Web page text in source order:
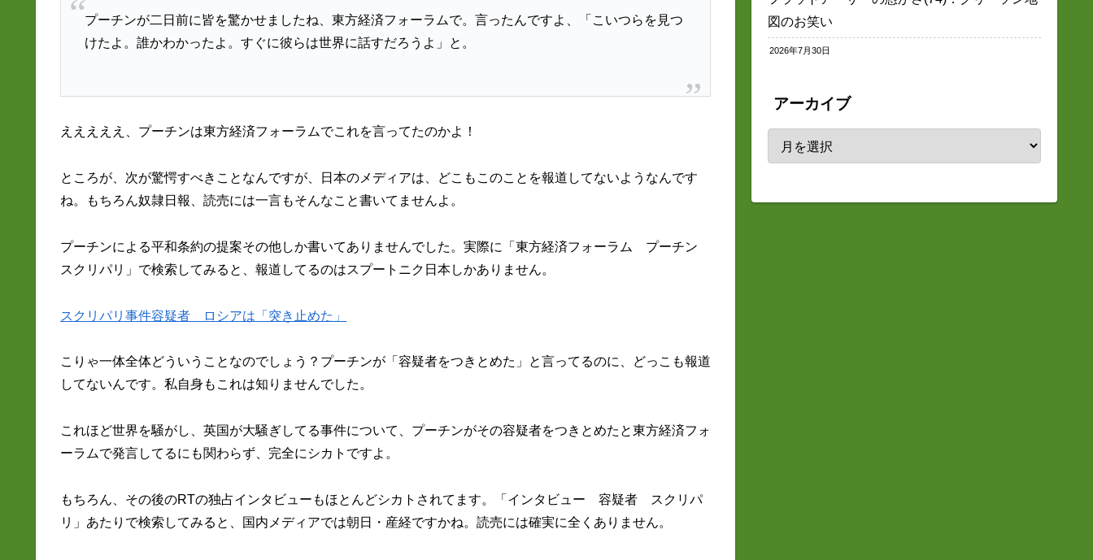
プーチンが二日前に皆を驚かせましたね、東方経済フォーラムで。言ったんですよ、「こいつらを見つ
けたよ。誰かわかったよ。すぐに彼らは世界に話すだろうよ」と。
えええええ、プーチンは東方経済フォーラムでこれを言ってたのかよ！
ところが、次が驚愕すべきことなんですが、日本のメディアは、どこもこのことを報道してないようなんです
ね。もちろん奴隷日報、読売には一言もそんなこと書いてませんよ。
プーチンによる平和条約の提案その他しか書いてありませんでした。実際に「東方経済フォーラム プーチン
スクリパリ」で検索してみると、報道してるのはスプートニク日本しかありません。
スクリパリ事件容疑者 ロシアは「突き止めた」
こりゃ一体全体どういうことなのでしょう？プーチンが「容疑者をつきとめた」と言ってるのに、どっこも報道
してないんです。私自身もこれは知りませんでした。
これほど世界を騒がし、英国が大騒ぎしてる事件について、プーチンがその容疑者をつきとめたと東方経済フォ
ーラムで発言してるにも関わらず、完全にシカトですよ。
もちろん、その後のRTの独占インタビューもほとんどシカトされてます。「インタビュー 容疑者 スクリパ
リ」あたりで検索してみると、国内メディアでは朝日・産経ですかね。読売には確実に全くありません。
図のお笑い
2026年7月30日
アーカイブ